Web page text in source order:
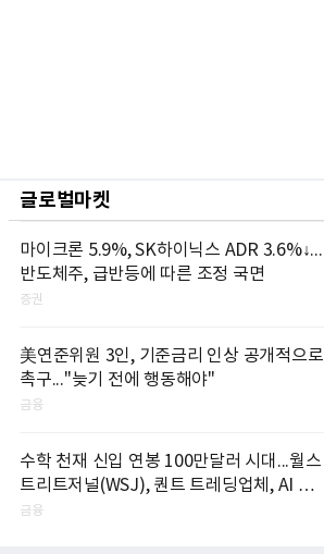
글로벌마켓
마이크론 5.9%, SK하이닉스 ADR 3.6%↓...
반도체주, 급반등에 따른 조정 국면
증권
美연준위원 3인, 기준금리 인상 공개적으로
촉구..."늦기 전에 행동해야"
금융
수학 천재 신입 연봉 100만달러 시대...월스
트리트저널(WSJ), 퀀트 트레딩업체, AI 기
업들 인재 확보 경쟁
금융